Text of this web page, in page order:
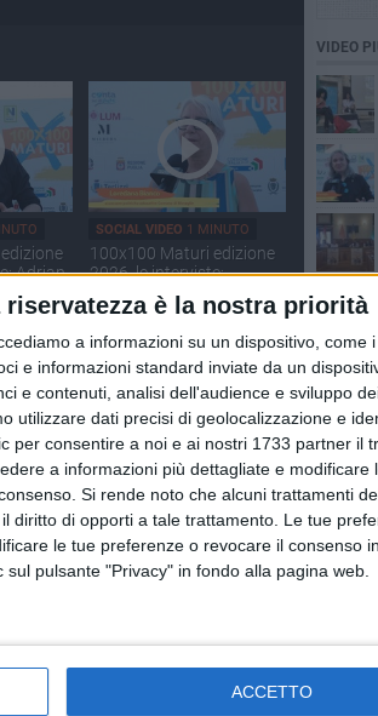
è la nostra priorità
a informazioni su un dispositivo, come
e informazioni standard inviate da un
e contenuti, analisi dell'audience e sviluppo
utilizzare dati precisi di geolocalizzazione e
per consentire a noi e ai nostri 1733 partner il
a informazioni più dettagliate e modificare
Si rende noto che alcuni trattamenti
diritto di opporti a tale trattamento. Le tue
le tue preferenze o revocare il consenso
pulsante "Privacy" in fondo alla pagina web.
ACCETTO
Adrian
SOCIAL VIDEO 1 MINUTO
100x100 Maturi edizione
2026, le interviste:
Loredana Bianco
2026:
SOCIAL VIDEO 2 MINUTI
L'intervista a Stefano
Vicari ed Enrico Galiano
VIDEO